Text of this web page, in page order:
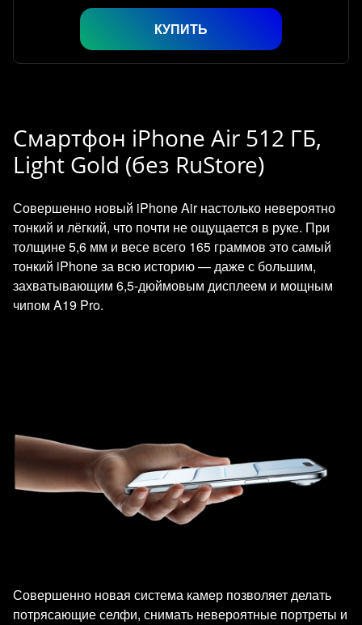
КУПИТЬ
Смартфон iPhone Air 512 ГБ,
Light Gold (без RuStore)
Совершенно новый iPhone Air настолько невероятно
тонкий и лёгкий, что почти не ощущается в руке. При
толщине 5,6 мм и весе всего 165 граммов это самый
тонкий iPhone за всю историю — даже с большим,
захватывающим 6,5-дюймовым дисплеем и мощным
чипом A19 Pro.
Совершенно новая система камер позволяет делать
потрясающие селфи, снимать невероятные портреты и